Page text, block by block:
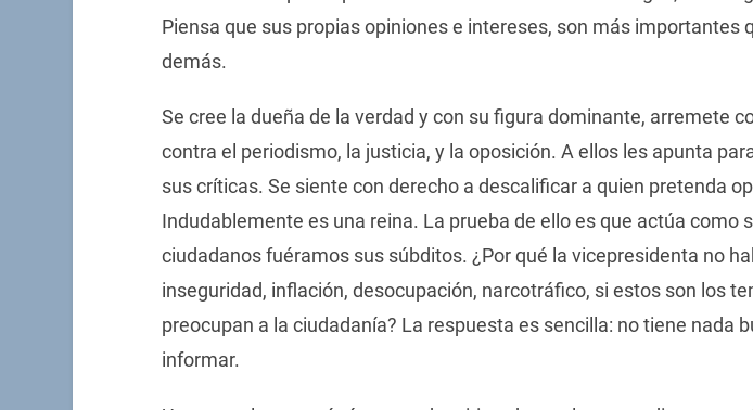
Piensa que sus propias opiniones e intereses, son más importantes
demás.
Se cree la dueña de la verdad y con su figura dominante, arremete
contra el periodismo, la justicia, y la oposición. A ellos les apunta
sus críticas. Se siente con derecho a descalificar a quien pretenda
Indudablemente es una reina. La prueba de ello es que actúa como
ciudadanos fuéramos sus súbditos. ¿Por qué la vicepresidenta no
inseguridad, inflación, desocupación, narcotráfico, si estos son los
preocupan a la ciudadanía? La respuesta es sencilla: no tiene nada
informar.